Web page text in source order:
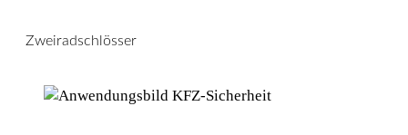
Zweiradschlösser